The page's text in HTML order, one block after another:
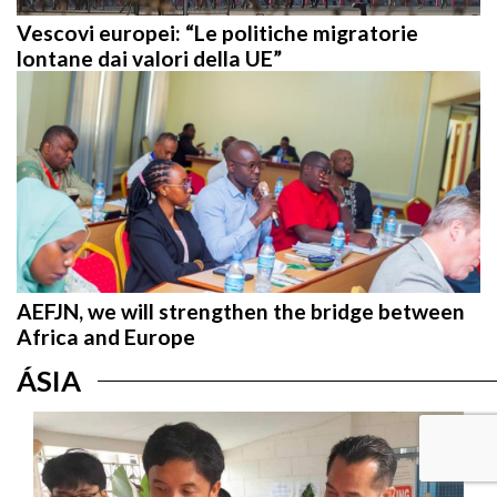
Vescovi europei: “Le politiche migratorie
lontane dai valori della UE”
AEFJN, we will strengthen the bridge between
Africa and Europe
ÁSIA